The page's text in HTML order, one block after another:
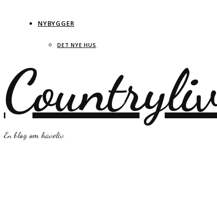
NYBYGGER
DET NYE HUS
En blog om haveliv